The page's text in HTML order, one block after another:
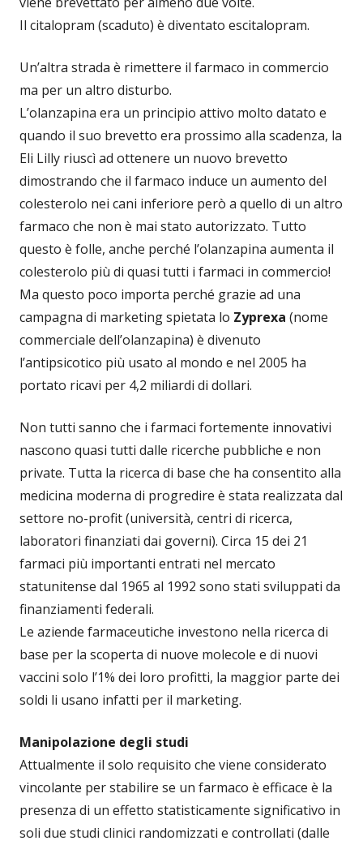
Il citalopram (scaduto) è diventato escitalopram.
Un’altra strada è rimettere il farmaco in commercio
ma per un altro disturbo.
L’olanzapina era un principio attivo molto datato e
quando il suo brevetto era prossimo alla scadenza, la
Eli Lilly riuscì ad ottenere un nuovo brevetto
dimostrando che il farmaco induce un aumento del
colesterolo nei cani inferiore però a quello di un altro
farmaco che non è mai stato autorizzato. Tutto
questo è folle, anche perché l’olanzapina aumenta il
colesterolo più di quasi tutti i farmaci in commercio!
Ma questo poco importa perché grazie ad una
campagna di marketing spietata lo Zyprexa (nome
commerciale dell’olanzapina) è divenuto
l’antipsicotico più usato al mondo e nel 2005 ha
portato ricavi per 4,2 miliardi di dollari.
Non tutti sanno che i farmaci fortemente innovativi
nascono quasi tutti dalle ricerche pubbliche e non
private. Tutta la ricerca di base che ha consentito alla
medicina moderna di progredire è stata realizzata dal
settore no-profit (università, centri di ricerca,
laboratori finanziati dai governi). Circa 15 dei 21
farmaci più importanti entrati nel mercato
statunitense dal 1965 al 1992 sono stati sviluppati da
finanziamenti federali.
Le aziende farmaceutiche investono nella ricerca di
base per la scoperta di nuove molecole e di nuovi
vaccini solo l’1% dei loro profitti, la maggior parte dei
soldi li usano infatti per il marketing.
Manipolazione degli studi
Attualmente il solo requisito che viene considerato
vincolante per stabilire se un farmaco è efficace è la
presenza di un effetto statisticamente significativo in
soli due studi clinici randomizzati e controllati (dalle